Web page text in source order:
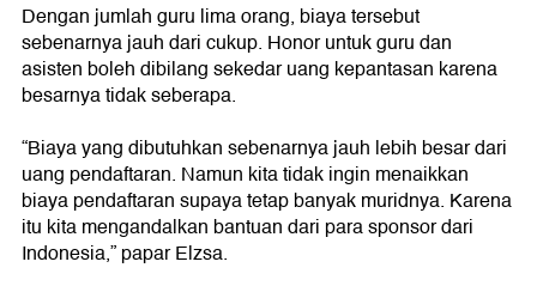
Dengan jumlah guru lima orang, biaya tersebut
sebenarnya jauh dari cukup. Honor untuk guru dan
asisten boleh dibilang sekedar uang kepantasan karena
besarnya tidak seberapa.
“Biaya yang dibutuhkan sebenarnya jauh lebih besar dari
uang pendaftaran. Namun kita tidak ingin menaikkan
biaya pendaftaran supaya tetap banyak muridnya. Karena
itu kita mengandalkan bantuan dari para sponsor dari
Indonesia,” papar Elzsa.